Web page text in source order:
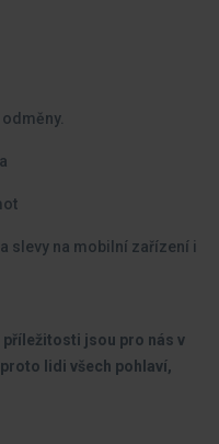
slevy na mobilní zařízení i
jsou pro nás v
lidi všech pohlaví,